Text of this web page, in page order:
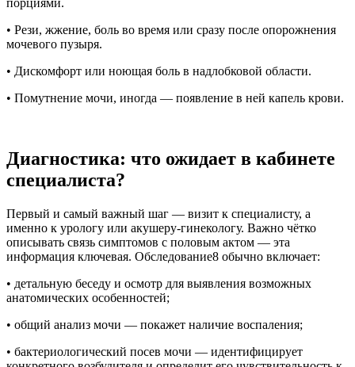
порциями.
• Рези, жжение, боль во время или сразу после опорожнения
мочевого пузыря.
• Дискомфорт или ноющая боль в надлобковой области.
• Помутнение мочи, иногда — появление в ней капель крови.
Диагностика: что ожидает в кабинете
специалиста?
Первый и самый важный шаг — визит к специалисту, а
именно к урологу или акушеру-гинекологу. Важно чётко
описывать связь симптомов с половым актом — эта
информация ключевая. Обследование8 обычно включает:
• детальную беседу и осмотр для выявления возможных
анатомических особенностей;
• общий анализ мочи — покажет наличие воспаления;
• бактериологический посев мочи — идентифицирует